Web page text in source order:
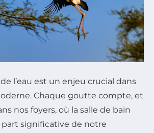
l’eau est un enjeu crucial dans
Chaque goutte compte, et
nos foyers, où la salle de bain
significative de notre